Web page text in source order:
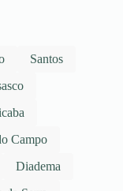
Santos
Campo
Diadema